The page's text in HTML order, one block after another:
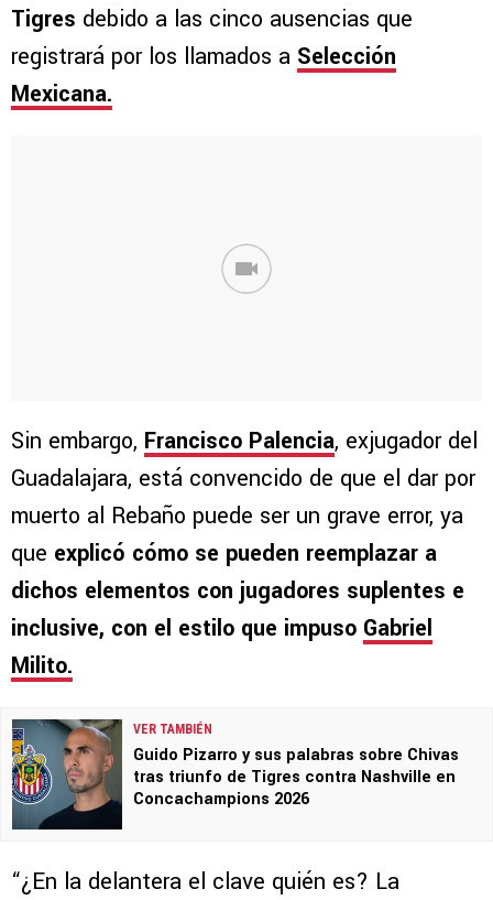
Tigres debido a las cinco ausencias que
registrará por los llamados a Selección
Mexicana.
Sin embargo, Francisco Palencia, exjugador del
Guadalajara, está convencido de que el dar por
muerto al Rebaño puede ser un grave error, ya
que explicó cómo se pueden reemplazar a
dichos elementos con jugadores suplentes e
inclusive, con el estilo que impuso Gabriel
Milito.
VER TAMBIÉN
Guido Pizarro y sus palabras sobre Chivas
tras triunfo de Tigres contra Nashville en
Concachampions 2026
“¿En la delantera el clave quién es? La